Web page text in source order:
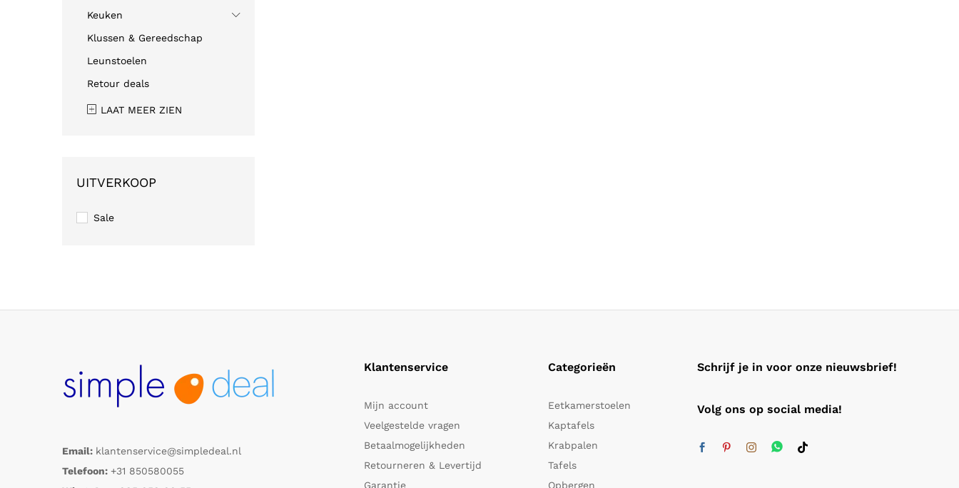
Keuken
Klussen & Gereedschap
Leunstoelen
Retour deals
LAAT MEER ZIEN
UITVERKOOP
Sale
Email: klantenservice@simpledeal.nl
Telefoon: +31 850580055
Klantenservice
Mijn account
Veelgestelde vragen
Betaalmogelijkheden
Retourneren & Levertijd
Garantie
Categorieën
Eetkamerstoelen
Kaptafels
Krabpalen
Tafels
Opbergen
Schrijf je in voor onze nieuwsbrief!
Volg ons op social media!